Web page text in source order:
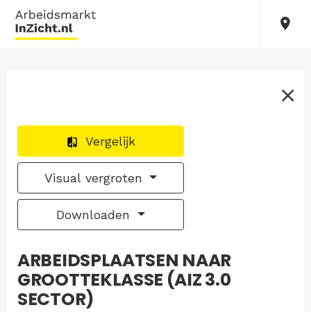
Vergelijk
Visual vergroten
Downloaden
ARBEIDSPLAATSEN NAAR
GROOTTEKLASSE (AIZ 3.0
SECTOR)